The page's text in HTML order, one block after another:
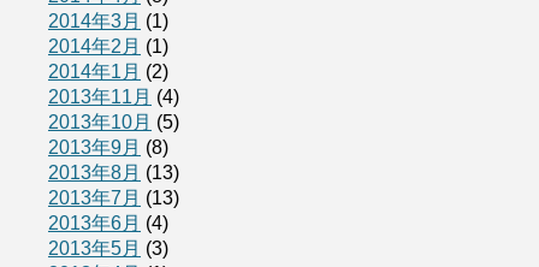
2014年3月 (1)
2014年2月 (1)
2014年1月 (2)
2013年11月 (4)
2013年10月 (5)
2013年9月 (8)
2013年8月 (13)
2013年7月 (13)
2013年6月 (4)
2013年5月 (3)